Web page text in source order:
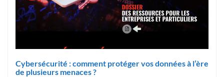
Cybersécurité : comment protéger vos données à l’ère
de plusieurs menaces ?